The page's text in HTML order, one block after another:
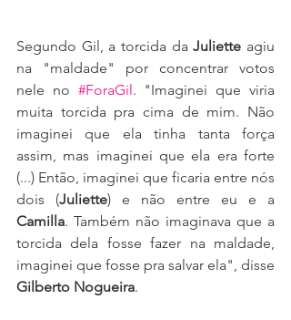
Segundo Gil, a torcida da Juliette agiu
na "maldade" por concentrar votos
nele no #ForaGil. "Imaginei que viria
muita torcida pra cima de mim. Não
imaginei que ela tinha tanta força
assim, mas imaginei que ela era forte
(...) Então, imaginei que ficaria entre nós
dois (Juliette
Camilla. Também não imaginava que a
torcida dela fosse fazer na maldade,
Gilberto Nogueira.